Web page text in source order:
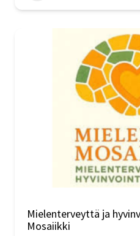
Mielenterveyttä ja
Mosaiikki